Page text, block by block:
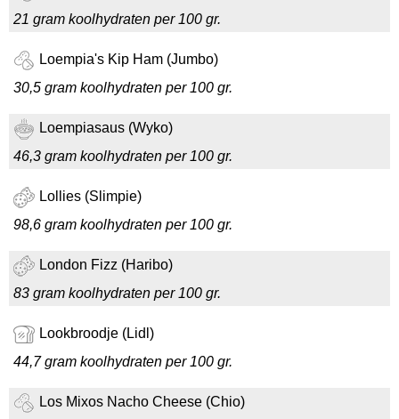
21 gram koolhydraten per 100 gr.
Loempia's Kip Ham (Jumbo)
30,5 gram koolhydraten per 100 gr.
Loempiasaus (Wyko)
46,3 gram koolhydraten per 100 gr.
Lollies (Slimpie)
98,6 gram koolhydraten per 100 gr.
London Fizz (Haribo)
83 gram koolhydraten per 100 gr.
Lookbroodje (Lidl)
44,7 gram koolhydraten per 100 gr.
Los Mixos Nacho Cheese (Chio)